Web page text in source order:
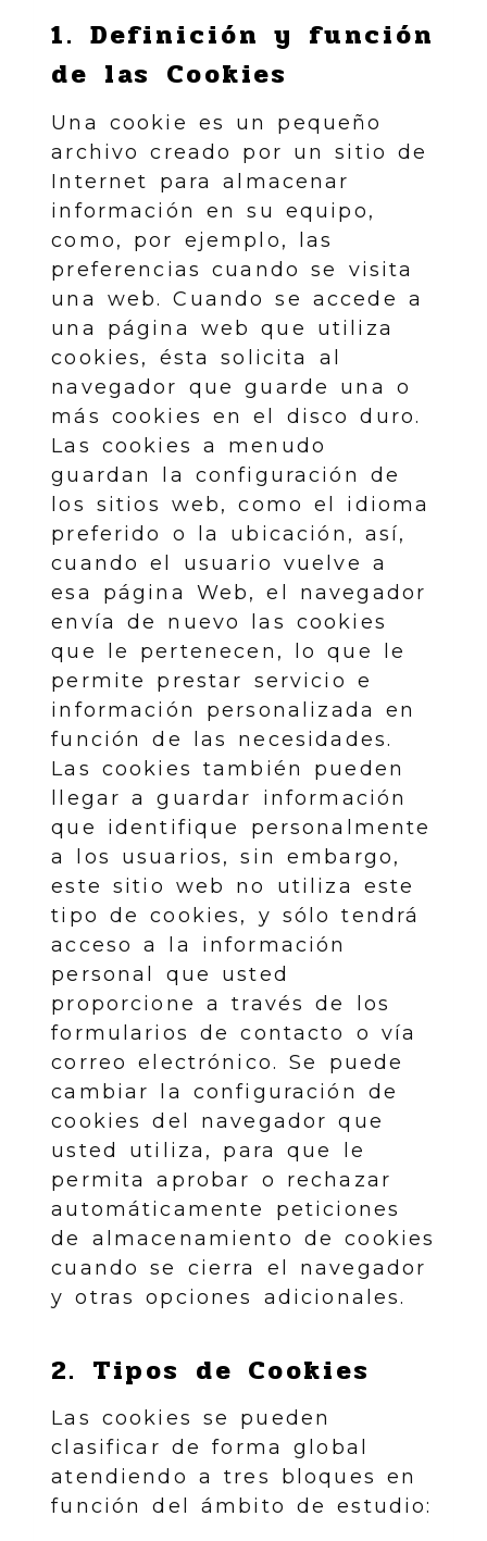
1. Definición y función
de las Cookies
Una cookie es un pequeño
archivo creado por un sitio de
Internet para almacenar
información en su equipo,
como, por ejemplo, las
preferencias cuando se visita
una web. Cuando se accede a
una página web que utiliza
cookies, ésta solicita al
navegador que guarde una o
más cookies en el disco duro.
Las cookies a menudo
guardan la configuración de
los sitios web, como el idioma
preferido o la ubicación, así,
cuando el usuario vuelve a
esa página Web, el navegador
envía de nuevo las cookies
que le pertenecen, lo que le
permite prestar servicio e
información personalizada en
función de las necesidades.
Las cookies también pueden
llegar a guardar información
que identifique personalmente
a los usuarios, sin embargo,
este sitio web no utiliza este
tipo de cookies, y sólo tendrá
acceso a la información
personal que usted
proporcione a través de los
formularios de contacto o vía
correo electrónico. Se puede
cambiar la configuración de
cookies del navegador que
usted utiliza, para que le
permita aprobar o rechazar
automáticamente peticiones
de almacenamiento de cookies
cuando se cierra el navegador
y otras opciones adicionales.
2. Tipos de Cookies
Las cookies se pueden
clasificar de forma global
atendiendo a tres bloques en
función del ámbito de estudio: